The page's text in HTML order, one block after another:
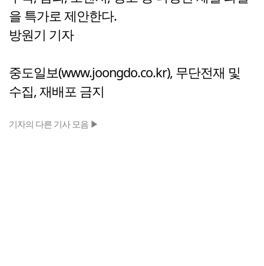
을 특가로 제안한다.
방원기 기자
중도일보(www.joongdo.co.kr), 무단전재 및
수집, 재배포 금지
기자의 다른 기사 모음 ▶